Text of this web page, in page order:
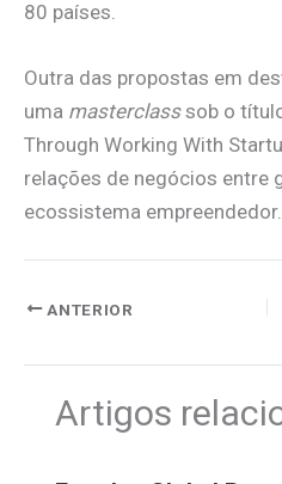
80 países.
Outra das propostas em
uma masterclasssob o
Through Working With
relações de negócios entre
ecossistema empreendedor.
ANTERIOR
Artigos